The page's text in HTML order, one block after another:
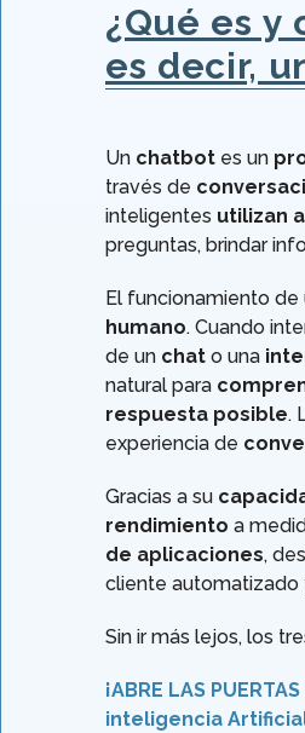
¿Qué es y
es decir,
Un chatbot es un
través de
inteligentes utilizan
preguntas, brindar
El funcionamiento
humano. Cuando
de un chat o una
natural para
respuesta posible.
experiencia de
Gracias a su
rendimiento a
de aplicaciones,
cliente automatizado
Sin ir más lejos, los
¡ABRE LAS
inteligencia